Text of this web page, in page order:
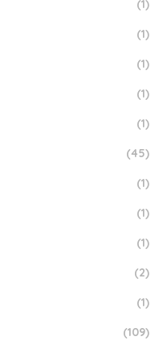
(1)
(1)
(1)
(1)
(1)
(45)
(1)
(1)
(1)
(2)
(1)
(109)